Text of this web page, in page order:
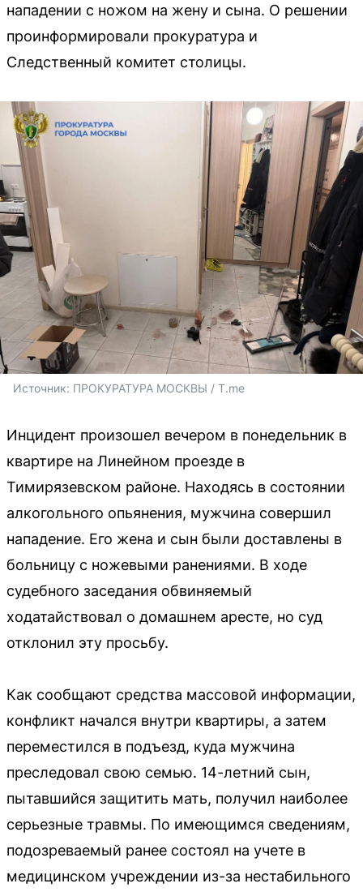
нападении с ножом на жену и сына. О решении
проинформировали прокуратура и
Следственный комитет столицы.
Источник: ПРОКУРАТУРА МОСКВЫ / T.me
Инцидент произошел вечером в понедельник в
квартире на Линейном проезде в
Тимирязевском районе. Находясь в состоянии
алкогольного опьянения, мужчина совершил
нападение. Его жена и сын были доставлены в
больницу с ножевыми ранениями. В ходе
судебного заседания обвиняемый
ходатайствовал о домашнем аресте, но суд
отклонил эту просьбу.
Как сообщают средства массовой информации,
конфликт начался внутри квартиры, а затем
переместился в подъезд, куда мужчина
преследовал свою семью. 14-летний сын,
пытавшийся защитить мать, получил наиболее
серьезные травмы. По имеющимся сведениям,
подозреваемый ранее состоял на учете в
медицинском учреждении из-за нестабильного